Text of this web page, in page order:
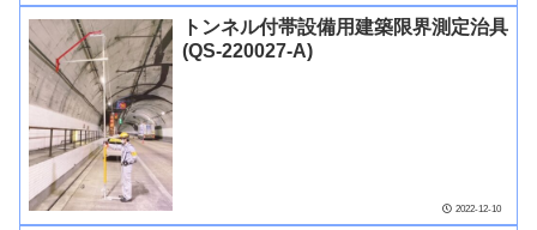
トンネル付帯設備用建築限界測定治具
(QS-220027-A)
2022-12-10